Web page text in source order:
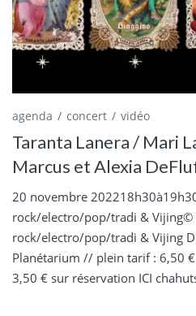
agenda concert vidéo
Taranta Lanera / Mari
Marcus et Alexia
20 novembre
rock/electro/pop/tradi & Vijing©
rock/electro/pop/tradi & Vijing
Planétarium // plein tarif : 6,50
3,50 € sur réservation ICI